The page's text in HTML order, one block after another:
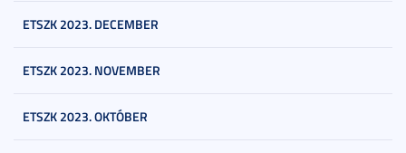
ETSZK 2023. DECEMBER
ETSZK 2023. NOVEMBER
ETSZK 2023. OKTÓBER